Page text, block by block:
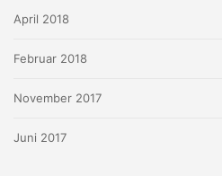
April 2018
Februar 2018
November 2017
Juni 2017